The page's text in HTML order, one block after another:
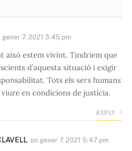
gener 7, 2021 3:45 pm
això estem vivint. Tindríem que
d’aquesta situació i exigir
Tots els sers humans
en condicions de justícia.
REPLY
on gener 7, 2021 5:47 pm